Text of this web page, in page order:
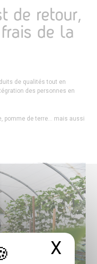
X
de retour,
de la
de qualités tout en
des personnes en
pomme de terre… mais aussi